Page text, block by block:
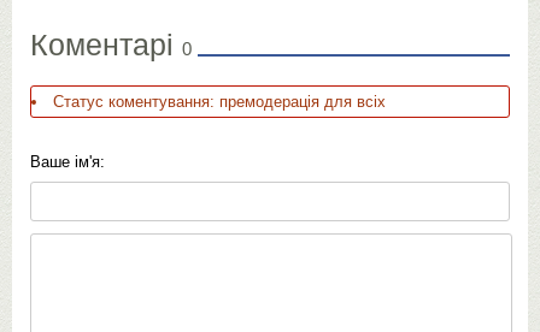
Коментарі 0
Статус коментування: премодерація для всіх
Ваше ім'я: